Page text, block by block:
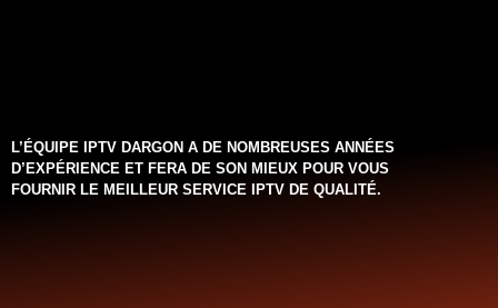
L’ÉQUIPE IPTV DARGON A DE NOMBREUSES ANNÉES
D’EXPÉRIENCE ET FERA DE SON MIEUX POUR VOUS
FOURNIR LE MEILLEUR SERVICE IPTV DE QUALITÉ.‌‌‌‌‌